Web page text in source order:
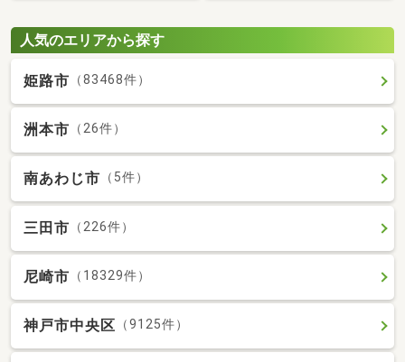
人気のエリアから探す
姫路市 （83468件）
洲本市 （26件）
南あわじ市 （5件）
三田市 （226件）
尼崎市 （18329件）
神戸市中央区 （9125件）